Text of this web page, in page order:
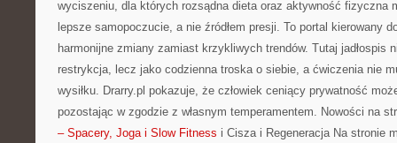
wyciszeniu, dla których rozsądna dieta oraz aktywność fizyczna
lepsze samopoczucie, a nie źródłem presji. To portal kierowany
harmonijne zmiany zamiast krzykliwych trendów. Tutaj jadłospis
restrykcja, lecz jako codzienna troska o siebie, a ćwiczenia nie
wysiłku. Drarry.pl pokazuje, że człowiek ceniący prywatność
pozostając w zgodzie z własnym temperamentem. Nowości na
– Spacery, Joga i Slow Fitness i Cisza i Regeneracja Na stronie